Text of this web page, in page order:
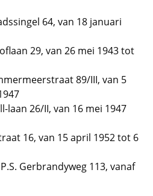
64, van 18 januari
29, van 26 mei 1943 tot
89/III, van 5
laan 26/II, van 16 mei 1947
16, van 15 april 1952 tot 6
Gerbrandyweg 113, vanaf